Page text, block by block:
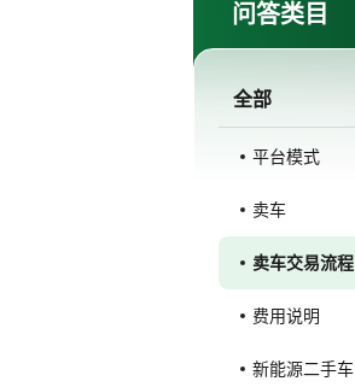
问答类目
全部
平台模式
卖车
卖车交易流程
费用说明
新能源二手车